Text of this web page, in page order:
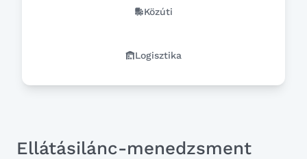
Közúti
Logisztika
Ellátásilánc-menedzsment